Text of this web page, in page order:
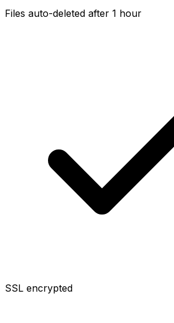
Files auto-deleted after 1 hour
SSL encrypted